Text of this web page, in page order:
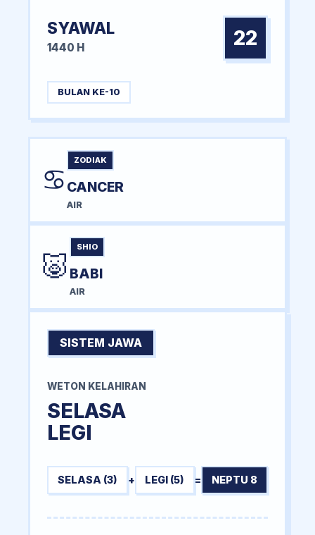
SYAWAL
1440 H 22
BULAN KE-10
♋
ZODIAK
CANCER
AIR
🐷
SHIO
BABI
AIR
SISTEM JAWA
WETON KELAHIRAN
SELASA
LEGI
SELASA (3) + LEGI (5) = NEPTU 8